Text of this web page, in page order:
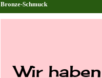
Bronze-Schmuck
Wir